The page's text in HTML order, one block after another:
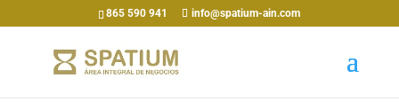
865 590 941 info@spatium-ain.com